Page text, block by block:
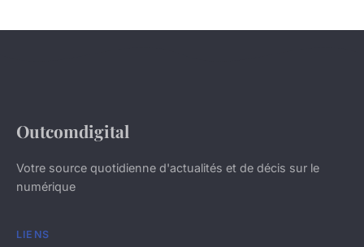
Outcomdigital
Votre source quotidienne d'actualités et de décis sur le
numérique
LIENS